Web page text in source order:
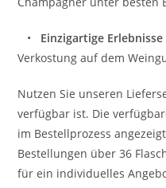
• Einzigartige Erlebnisse
Verkostung auf dem
Nutzen Sie unseren
verfügbar ist. Die
im Bestellprozess
Bestellungen über 36
für ein individuelles